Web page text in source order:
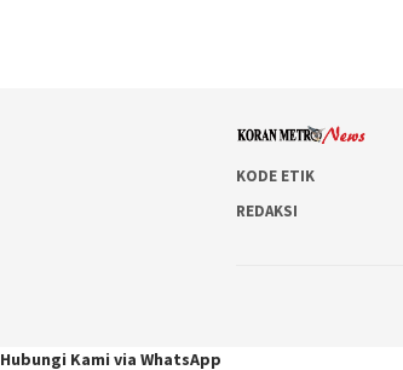
KODE ETIK
REDAKSI
Hubungi Kami via WhatsApp